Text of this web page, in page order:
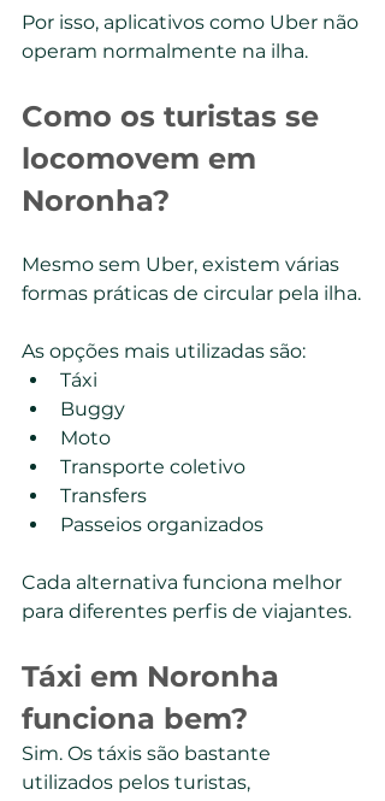
Por isso, aplicativos como Uber não
operam normalmente na ilha.
Como os turistas se
locomovem em
Noronha?
Mesmo sem Uber, existem várias
formas práticas de circular pela ilha.
As opções mais utilizadas são:
Táxi
Buggy
Moto
Transporte coletivo
Transfers
Passeios organizados
Cada alternativa funciona melhor
para diferentes perfis de viajantes.
Táxi em Noronha
funciona bem?
Sim. Os táxis são bastante
utilizados pelos turistas,